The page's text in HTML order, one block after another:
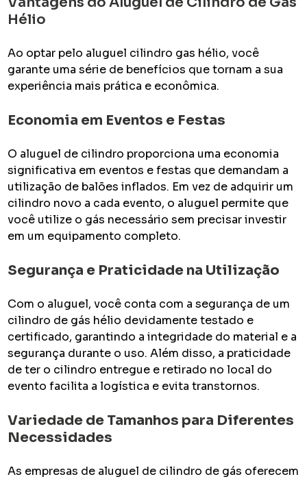
Hélio
Ao optar pelo aluguel cilindro gas hélio, você
garante uma série de benefícios que tornam a sua
experiência mais prática e econômica.
Economia em Eventos e Festas
O aluguel de cilindro proporciona uma economia
significativa em eventos e festas que demandam a
utilização de balões inflados. Em vez de adquirir um
cilindro novo a cada evento, o aluguel permite que
você utilize o gás necessário sem precisar investir
em um equipamento completo.
Segurança e Praticidade na Utilização
Com o aluguel, você conta com a segurança de um
cilindro de gás hélio devidamente testado e
certificado, garantindo a integridade do material e a
segurança durante o uso. Além disso, a praticidade
de ter o cilindro entregue e retirado no local do
evento facilita a logística e evita transtornos.
Variedade de Tamanhos para Diferentes
Necessidades
As empresas de aluguel de cilindro de gás oferecem